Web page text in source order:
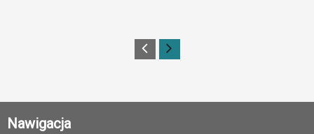
Nawigacja